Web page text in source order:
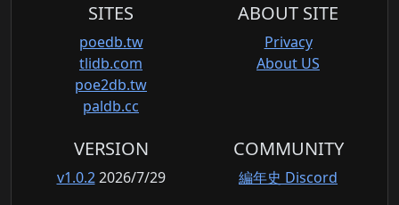
SITES
poedb.tw
tlidb.com
poe2db.tw
paldb.cc
ABOUT SITE
Privacy
About US
VERSION
v1.0.22026/7/29
COMMUNITY
編年史 Discord